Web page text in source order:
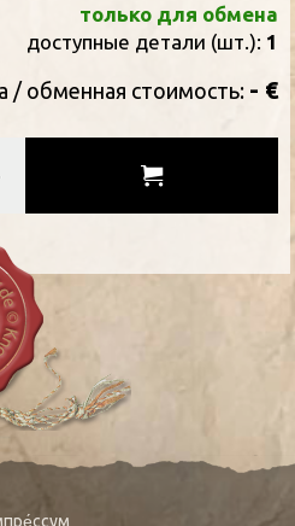
только для обмена
доступные детали (шт.): 1
/ oбменная стоимость: - €